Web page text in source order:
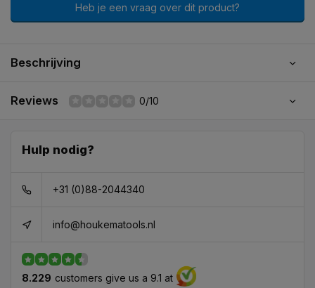
Heb je een vraag over dit product?
Beschrijving
Reviews 0/10
Hulp nodig?
+31 (0)88-2044340
info@houkematools.nl
8.229 customers give us a 9.1 at